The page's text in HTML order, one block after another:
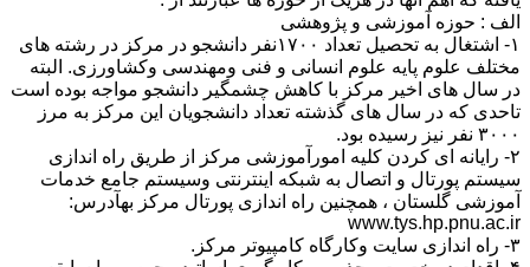
الف : حوزه آموزشی و پژوهشی
۱- اشتغال به تحصیل تعداد ۱۷۰۰نفر دانشجو در مرکز در رشته های
مختلف علوم پایه علوم انسانی و فنی ومهندسی وکشاورزی. البته
در سال های اخیر مرکز با کاهش چشمگیر دانشجو مواجه بوده است
تاحدی که در سال های گذشته تعداد دانشجویان این مرکز به مرز
۳۰۰۰ نفر نیز رسیده بود.
۲- رایانه ای کردن کلیه امورآموزشی مرکز از طریق راه اندازی
سیستم پورتال و اتصال به شبکه اینترنتی وسیستم جامع خدمات
آموزشی گلستان ، همچنین راه اندازی پورتال مرکز بهآدرس:
www.tys.hp.pnu.ac.ir
۳- راه اندازی سایت وکارگاه کامپیوتر مرکز.